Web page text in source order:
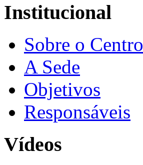
Institucional
Sobre o Centro
A Sede
Objetivos
Responsáveis
Vídeos